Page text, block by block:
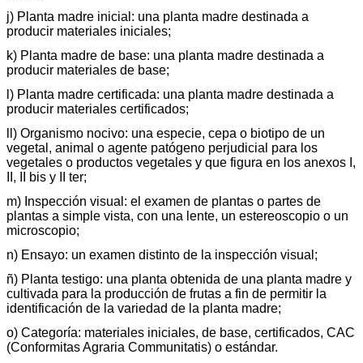
j) Planta madre inicial: una planta madre destinada a
producir materiales iniciales;
k) Planta madre de base: una planta madre destinada a
producir materiales de base;
l) Planta madre certificada: una planta madre destinada a
producir materiales certificados;
ll) Organismo nocivo: una especie, cepa o biotipo de un
vegetal, animal o agente patógeno perjudicial para los
vegetales o productos vegetales y que figura en los anexos I,
II, II bis y II ter;
m) Inspección visual: el examen de plantas o partes de
plantas a simple vista, con una lente, un estereoscopio o un
microscopio;
n) Ensayo: un examen distinto de la inspección visual;
ñ) Planta testigo: una planta obtenida de una planta madre y
cultivada para la producción de frutas a fin de permitir la
identificación de la variedad de la planta madre;
o) Categoría: materiales iniciales, de base, certificados, CAC
(Conformitas Agraria Communitatis) o estándar.